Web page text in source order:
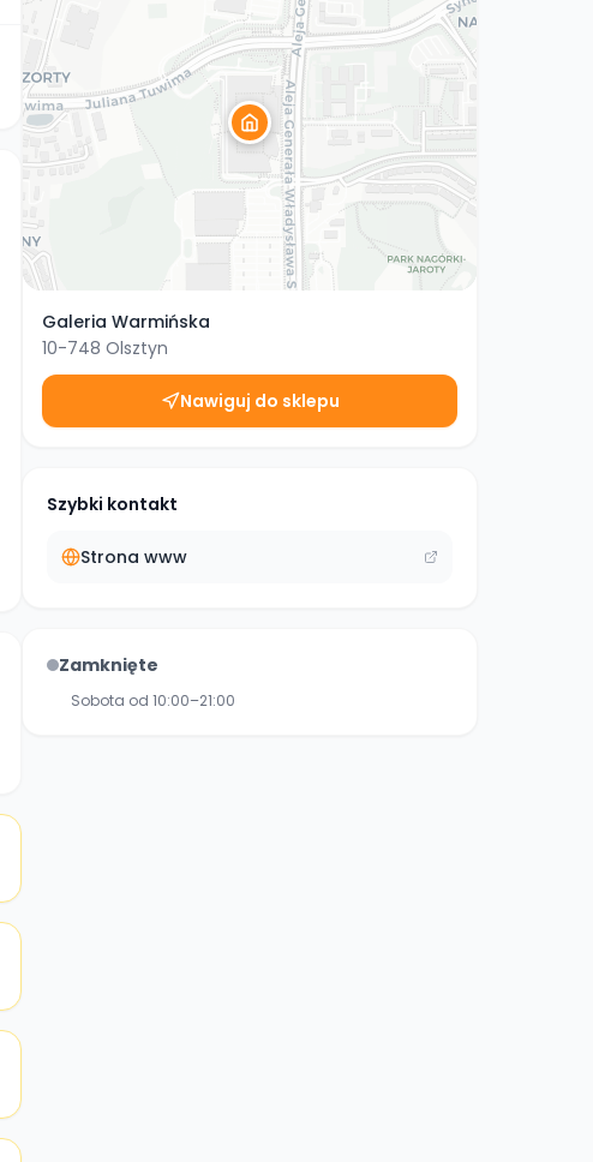
Galeria Warmińska
10-748 Olsztyn
Nawiguj do sklepu
Szybki kontakt
Strona www
Zamknięte
Sobota od 10:00–21:00